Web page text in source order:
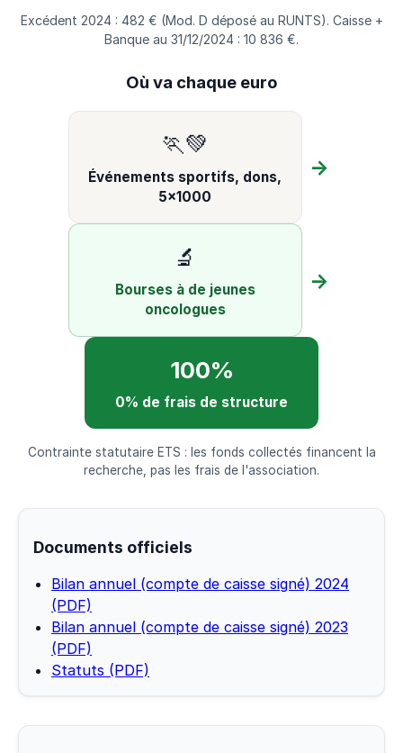
Excédent 2024 : 482 € (Mod. D déposé au RUNTS). Caisse +
Banque au 31/12/2024 : 10 836 €.
Où va chaque euro
🏃💚
Événements sportifs, dons,
5×1000
→
🔬
Bourses à de jeunes
oncologues
→
100%
0% de frais de structure
Contrainte statutaire ETS : les fonds collectés financent la
recherche, pas les frais de l'association.
Documents officiels
Bilan annuel (compte de caisse signé) 2024
(PDF)
Bilan annuel (compte de caisse signé) 2023
(PDF)
Statuts (PDF)